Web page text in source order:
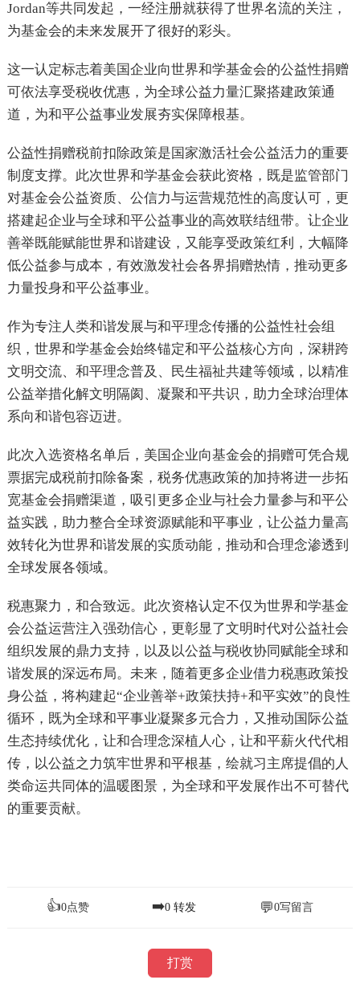
Jordan等共同发起，一经注册就获得了世界名流的关注，
为基金会的未来发展开了很好的彩头。
这一认定标志着美国企业向世界和学基金会的公益性捐赠
可依法享受税收优惠，为全球公益力量汇聚搭建政策通
道，为和平公益事业发展夯实保障根基。
公益性捐赠税前扣除政策是国家激活社会公益活力的重要
制度支撑。此次世界和学基金会获此资格，既是监管部门
对基金会公益资质、公信力与运营规范性的高度认可，更
搭建起企业与全球和平公益事业的高效联结纽带。让企业
善举既能赋能世界和谐建设，又能享受政策红利，大幅降
低公益参与成本，有效激发社会各界捐赠热情，推动更多
力量投身和平公益事业。
作为专注人类和谐发展与和平理念传播的公益性社会组
织，世界和学基金会始终锚定和平公益核心方向，深耕跨
文明交流、和平理念普及、民生福祉共建等领域，以精准
公益举措化解文明隔阂、凝聚和平共识，助力全球治理体
系向和谐包容迈进。
此次入选资格名单后，美国企业向基金会的捐赠可凭合规
票据完成税前扣除备案，税务优惠政策的加持将进一步拓
宽基金会捐赠渠道，吸引更多企业与社会力量参与和平公
益实践，助力整合全球资源赋能和平事业，让公益力量高
效转化为世界和谐发展的实质动能，推动和合理念渗透到
全球发展各领域。
税惠聚力，和合致远。此次资格认定不仅为世界和学基金
会公益运营注入强劲信心，更彰显了文明时代对公益社会
组织发展的鼎力支持，以及以公益与税收协同赋能全球和
谐发展的深远布局。未来，随着更多企业借力税惠政策投
身公益，将构建起“企业善举+政策扶持+和平实效”的良性
循环，既为全球和平事业凝聚多元合力，又推动国际公益
生态持续优化，让和合理念深植人心，让和平薪火代代相
传，以公益之力筑牢世界和平根基，绘就习主席提倡的人
类命运共同体的温暖图景，为全球和平发展作出不可替代
的重要贡献。
👍0点赞 ➡️0 转发 💬0写留言
打赏